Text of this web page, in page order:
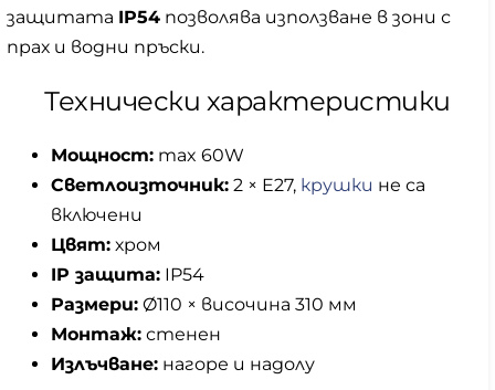
защитата IP54 позволява използване в зони с
прах и водни пръски.
Технически характеристики
Мощност: max 60W
Светлоизточник: 2 × E27, крушки не са
включени
Цвят: хром
IP защита: IP54
Размери: Ø110 × височина 310 мм
Монтаж: стенен
Излъчване: нагоре и надолу